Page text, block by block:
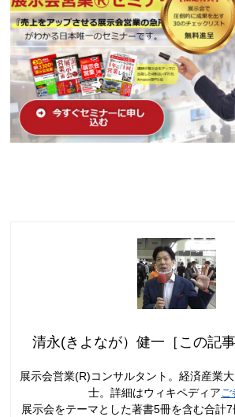
清永(きよなが）健一［この記事
展示会営業(R)コンサルタント。経済産業
士。詳細はウィキペディアご
展示会をテーマとした著書5冊を含む合計